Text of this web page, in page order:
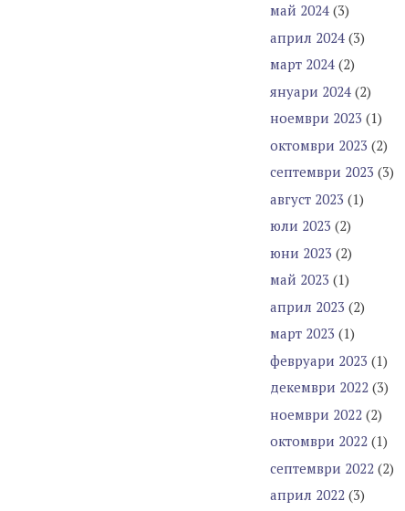
май 2024 (3)
април 2024 (3)
март 2024 (2)
януари 2024 (2)
ноември 2023 (1)
октомври 2023 (2)
септември 2023 (3)
август 2023 (1)
юли 2023 (2)
юни 2023 (2)
май 2023 (1)
април 2023 (2)
март 2023 (1)
февруари 2023 (1)
декември 2022 (3)
ноември 2022 (2)
октомври 2022 (1)
септември 2022 (2)
април 2022 (3)